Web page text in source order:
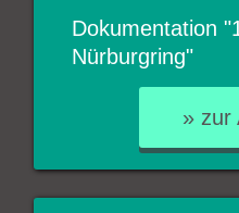
Dokumentation
Nürburgring"
» zur